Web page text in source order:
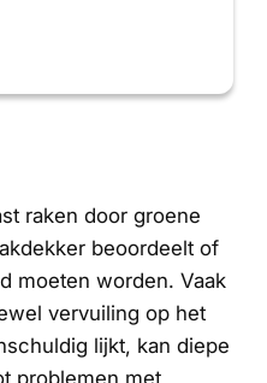
raken door groene
beoordeelt of
moeten worden. Vaak
vervuiling op het
lijkt, kan diepe